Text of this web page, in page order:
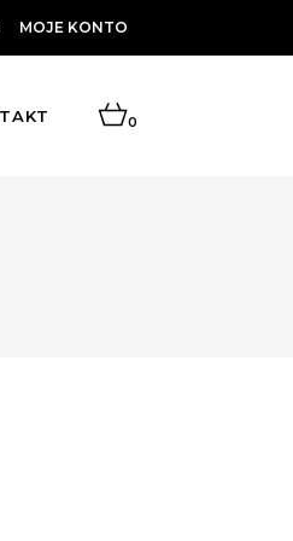
MOJE KONTO
0